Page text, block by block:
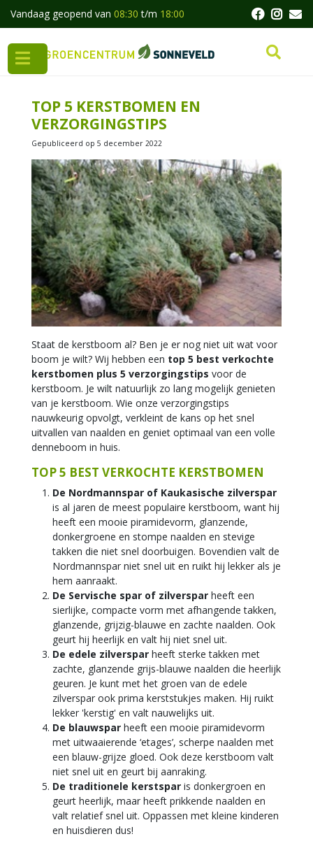
Vandaag geopend van 08:30 t/m 18:00
TOP 5 KERSTBOMEN EN
VERZORGINGSTIPS
Gepubliceerd op 5 december 2022
Staat de kerstboom al? Ben je er nog niet uit wat voor
boom je wilt? Wij hebben een top 5 best verkochte
kerstbomen plus 5 verzorgingstips voor de
kerstboom. Je wilt natuurlijk zo lang mogelijk genieten
van je kerstboom. Wie onze verzorgingstips
nauwkeurig opvolgt, verkleint de kans op het snel
uitvallen van naalden en geniet optimaal van een volle
denneboom in huis.
TOP 5 BEST VERKOCHTE KERSTBOMEN
De Nordmannspar of Kaukasische zilverspar
is al jaren de meest populaire kerstboom, want hij
heeft een mooie piramidevorm, glanzende,
donkergroene en stompe naalden en stevige
takken die niet snel doorbuigen. Bovendien valt de
Nordmannspar niet snel uit en ruikt hij lekker als je
hem aanraakt.
De Servische spar of zilverspar heeft een
sierlijke, compacte vorm met afhangende takken,
glanzende, grijzig-blauwe en zachte naalden. Ook
geurt hij heerlijk en valt hij niet snel uit.
De edele zilverspar heeft sterke takken met
zachte, glanzende grijs-blauwe naalden die heerlijk
geuren. Je kunt met het groen van de edele
zilverspar ook prima kerststukjes maken. Hij ruikt
lekker 'kerstig' en valt nauwelijks uit.
De blauwspar heeft een mooie piramidevorm
met uitwaaierende ‘etages’, scherpe naalden met
een blauw-grijze gloed. Ook deze kerstboom valt
niet snel uit en geurt bij aanraking.
De traditionele kerstspar is donkergroen en
geurt heerlijk, maar heeft prikkende naalden en
valt relatief snel uit. Oppassen met kleine kinderen
en huisdieren dus!